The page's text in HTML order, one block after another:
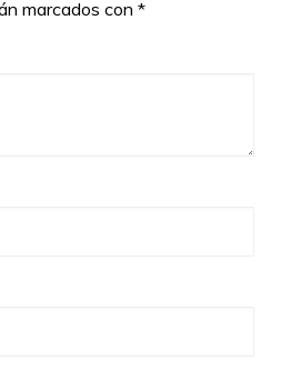
marcados con *